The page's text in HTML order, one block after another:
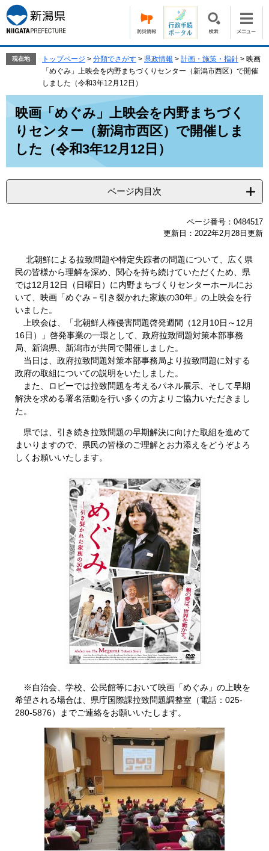
ー
ジ
の
す。
ニ
ュ
ー
し
現在地 トップページ > 分類でさがす > 県政情報 > 計画・施策・指針 > 映画
「めぐみ」上映会を内野まちづくりセンター（新潟市西区）で開催
しました（令和3年12月12日）
映画「めぐみ」上映会を内野まちづく
りセンター（新潟市西区）で開催しま
した（令和3年12月12日）
ページ内目次
ページ番号：0484517
更新日：2022年2月28日更新
北朝鮮による拉致問題や特定失踪者の問題について、広く県
民の皆様から理解を深め、関心を持ち続けていただくため、県
では12月12日（日曜日）に内野まちづくりセンターホールにお
いて、映画「めぐみ－引き裂かれた家族の30年」の上映会を行
いました。
上映会は、「北朝鮮人権侵害問題啓発週間（12月10日～12月
16日）」啓発事業の一環として、政府拉致問題対策本部事務
局、新潟県、新潟市が共同で開催しました。
当日は、政府拉致問題対策本部事務局より拉致問題に対する
政府の取組についての説明をいたしました。
また、ロビーでは拉致問題を考えるパネル展示、そして早期
解決を求める署名活動を行い多くの方よりご協力いただきまし
た。
県では、引き続き拉致問題の早期解決に向けた取組を進めて
まいりますので、県民の皆様のご理解とお力添えをどうぞよろ
しくお願いいたします。
※自治会、学校、公民館等において映画「めぐみ」の上映を
希望される場合は、県庁国際課拉致問題調整室（電話：025-
280-5876）までご連絡をお願いいたします。